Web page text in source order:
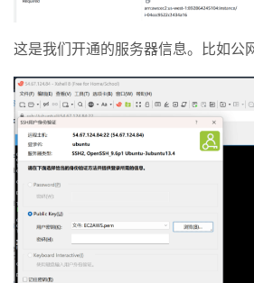
这是我们开通的服务器信息。比如公